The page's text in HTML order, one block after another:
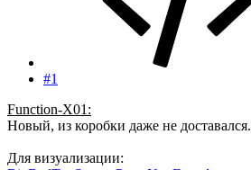
#1
Function-X01:
Новый, из коробки даже не доставался.
Для визуализации: